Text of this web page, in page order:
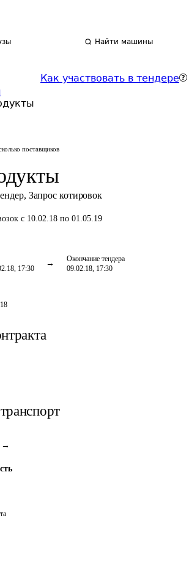
Найти машины
Как участвовать в тендере
поставщиков
, Запрос котировок
с 10.02.18 по 01.05.19
17:30
Окончание тендера
09.02.18, 17:30
→